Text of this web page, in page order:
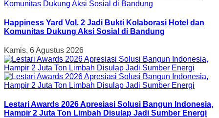
Happiness Yard Vol. 2 Jadi Bukti Kolaborasi Hotel dan
Komunitas Dukung Aksi Sosial di Bandung
Kamis, 6 Agustus 2026
Lestari Awards 2026 Apresiasi Solusi Bangun Indonesia,
Hampir 2 Juta Ton Limbah Disulap Jadi Sumber Energi